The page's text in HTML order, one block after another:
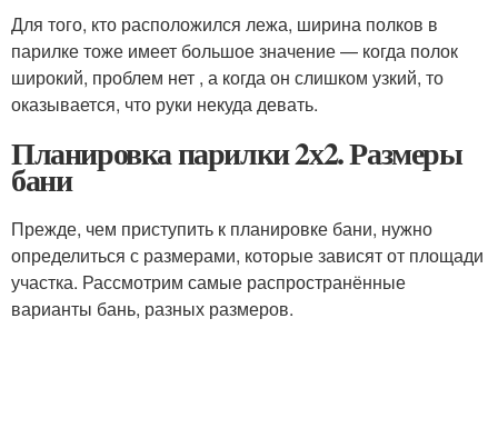
Для того, кто расположился лежа, ширина полков в
парилке тоже имеет большое значение — когда полок
широкий, проблем нет , а когда он слишком узкий, то
оказывается, что руки некуда девать.
Планировка парилки 2х2. Размеры
бани
Прежде, чем приступить к планировке бани, нужно
определиться с размерами, которые зависят от площади
участка. Рассмотрим самые распространённые
варианты бань, разных размеров.